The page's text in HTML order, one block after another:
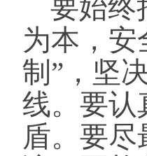
要始终
为本，安
制”，坚
线。要认
盾。要